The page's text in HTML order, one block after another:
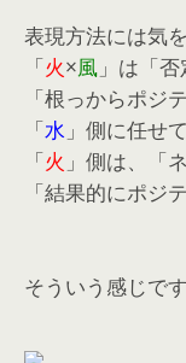
表現方法には気
「火×風 」は「
「根っからポジ
「水 」側に任せ
「火 」側は、「
「結果的にポジ
そういう感じです